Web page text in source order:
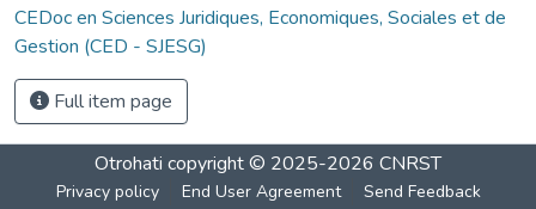
CEDoc en Sciences Juridiques, Economiques, Sociales et de
Gestion (CED - SJESG)
Full item page
Otrohati copyright © 2025-2026 CNRST
Privacy policy End User Agreement Send Feedback